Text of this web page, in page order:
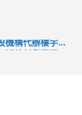
目標九月發表首個五年規劃 李家超：研設機構代辦樓宇維修